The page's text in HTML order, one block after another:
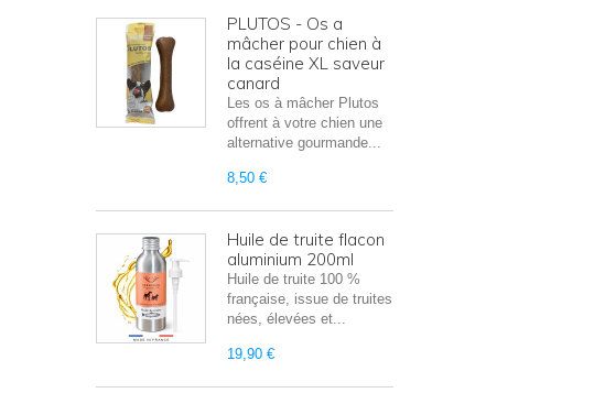
PLUTOS - Os a
mâcher pour chien à
la caséine XL saveur
canard
Les os à mâcher Plutos
offrent à votre chien une
alternative gourmande...
8,50 €
Huile de truite flacon
aluminium 200ml
Huile de truite 100 %
française, issue de truites
nées, élevées et...
19,90 €